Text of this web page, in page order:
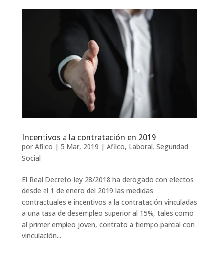
Incentivos a la contratación en 2019
por Afilco | 5 Mar, 2019 | Afilco, Laboral, Seguridad
Social
El Real Decreto-ley 28/2018 ha derogado con efectos
desde el 1 de enero del 2019 las medidas
contractuales e incentivos a la contratación vinculadas
a una tasa de desempleo superior al 15%, tales como
al primer empleo joven, contrato a tiempo parcial con
vinculación...